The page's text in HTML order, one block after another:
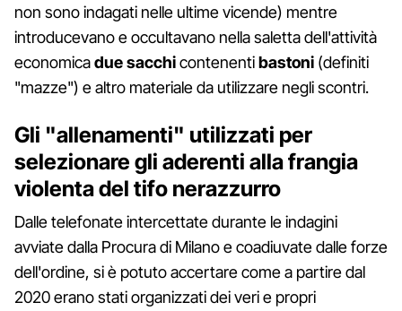
non sono indagati nelle ultime vicende) mentre
introducevano e occultavano nella saletta dell'attività
economicadue sacchicontenentibastoni (definiti
"mazze") e altro materiale da utilizzare negli scontri.
Gli "allenamenti" utilizzati per
selezionare gli aderenti alla frangia
violenta del tifo nerazzurro
Dalle telefonate intercettate durante le indagini
avviate dalla Procura di Milano e coadiuvate dalle forze
dell'ordine, si è potuto accertare come a partire dal
2020 erano stati organizzati dei veri e propri